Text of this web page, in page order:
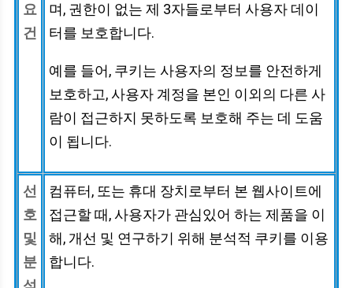
요
건
며, 권한이 없는 제 3자들로부터 사용자 데이
터를 보호합니다.
예를 들어, 쿠키는 사용자의 정보를 안전하게
보호하고, 사용자 계정을 본인 이외의 다른 사
람이 접근하지 못하도록 보호해 주는 데 도움
이 됩니다.
선
호
및
분
컴퓨터, 또는 휴대 장치로부터 본 웹사이트에
접근할 때, 사용자가 관심있어 하는 제품을 이
해, 개선 및 연구하기 위해 분석적 쿠키를 이용
합니다.